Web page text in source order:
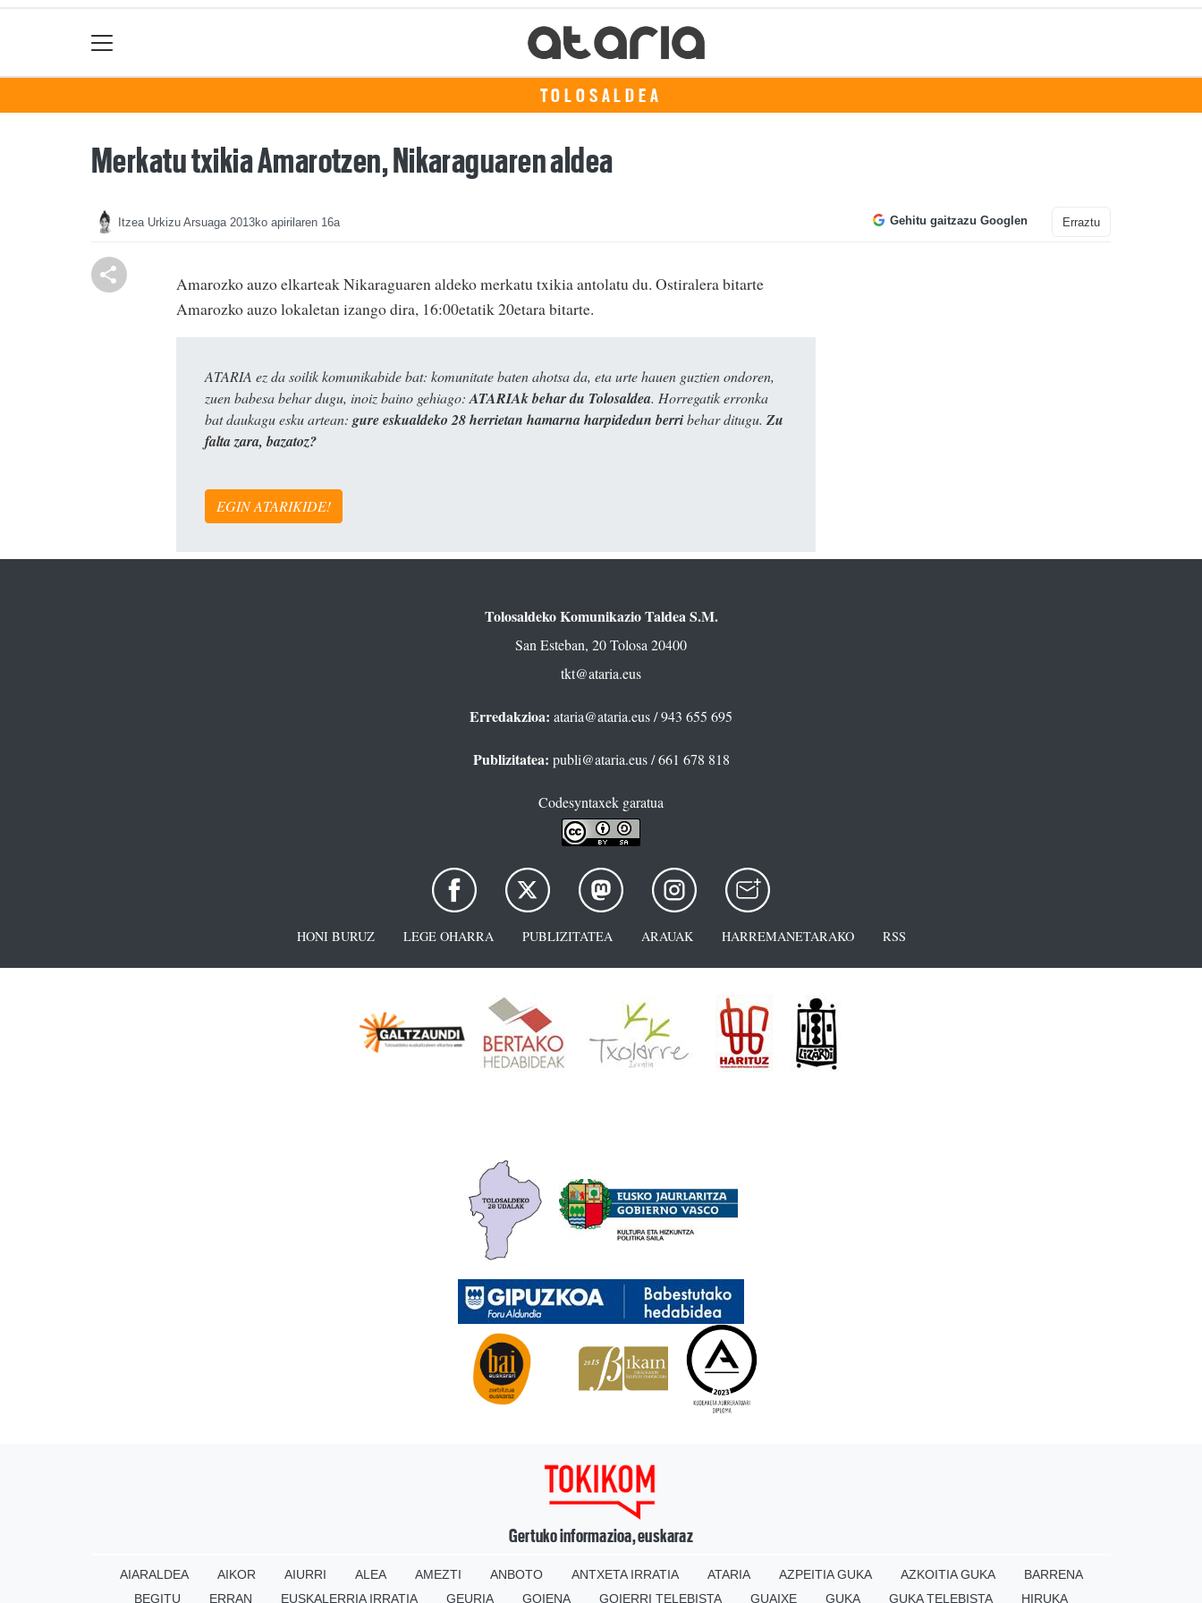
TOLOSALDEA
Merkatu txikia Amarotzen, Nikaraguaren aldea
Itzea Urkizu Arsuaga 2013ko apirilaren 16a Gehitu gaitzazu Googlen Erraztu
Amarozko auzo elkarteak Nikaraguaren aldeko merkatu txikia antolatu du. Ostiralera bitarte
Amarozko auzo lokaletan izango dira, 16:00etatik 20etara bitarte.
ATARIA ez da soilik komunikabide bat: komunitate baten ahotsa da, eta urte hauen guztien ondoren,
zuen babesa behar dugu, inoiz baino gehiago: ATARIAk behar du Tolosaldea. Horregatik erronka
bat daukagu esku artean: gure eskualdeko 28 herrietan hamarna harpidedun berribehar ditugu. Zu
falta zara, bazatoz?
EGIN ATARIKIDE!
Tolosaldeko Komunikazio Taldea S.M.
San Esteban, 20 Tolosa 20400
tkt@ataria.eus
Erredakzioa: ataria@ataria.eus/ 943 655 695
Publizitatea: publi@ataria.eus/ 661 678 818
Codesyntaxek garatua
HONI BURUZ LEGE OHARRA PUBLIZITATEA ARAUAK HARREMANETARAKO RSS
Gertuko informazioa, euskaraz
AIARALDEA AIKOR AIURRI ALEA AMEZTI ANBOTO ANTXETA IRRATIA ATARIA AZPEITIA GUKA AZKOITIA GUKA
BARRENA
BEGITU
ERRAN EUSKALERRIA IRRATIA GEURIA GOIENA GOIERRI TELEBISTA GUAIXE GUKA GUKA TELEBISTA HIRUKA